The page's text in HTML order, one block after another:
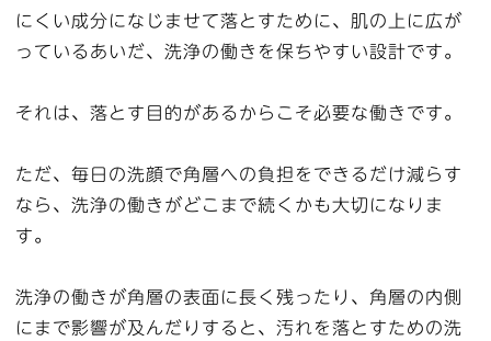
にくい成分になじませて落とすために、肌の上に広が
っているあいだ、洗浄の働きを保ちやすい設計です。
それは、落とす目的があるからこそ必要な働きです。
ただ、毎日の洗顔で角層への負担をできるだけ減らす
なら、洗浄の働きがどこまで続くかも大切になりま
す。
洗浄の働きが角層の表面に長く残ったり、角層の内側
にまで影響が及んだりすると、汚れを落とすための洗